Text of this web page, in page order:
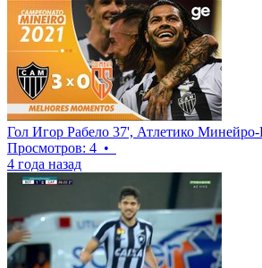
Гол Игор Рабело 37', Атлетико
Просмотров: 4 •
4 года назад